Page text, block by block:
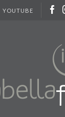
YOUTUBE